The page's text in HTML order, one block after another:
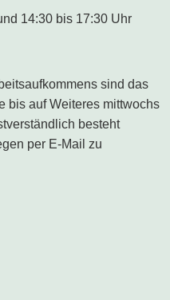
14:30 bis 17:30 Uhr
sind das
bis auf Weiteres mittwochs
besteht
per E-Mail zu